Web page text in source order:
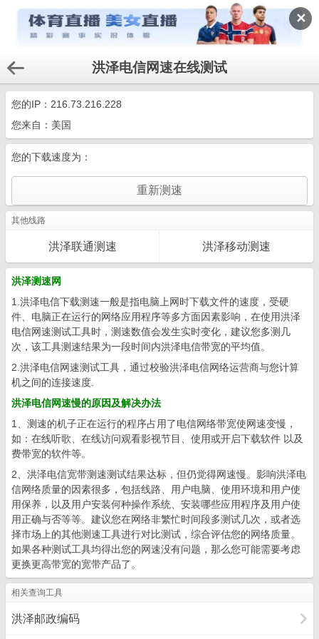
✕
洪泽电信网速在线测试
您的IP： 216.73.216.228
您来自：美国
您的下载速度为：
其他线路
洪泽联通测速 洪泽移动测速
洪泽测速网
1.洪泽电信下载测速一般是指电脑上网时下载文件的速度，受硬
件、电脑正在运行的网络应用程序等多方面因素影响，在使用洪泽
电信网速测试工具时，测速数值会发生实时变化，建议您多测几
次，该工具测速结果为一段时间内洪泽电信带宽的平均值。
2.洪泽电信网速测试工具，通过校验洪泽电信网络运营商与您计算
机之间的连接速度.
洪泽电信网速慢的原因及解决办法
1、测速的机子正在运行的程序占用了电信网络带宽使网速变慢，
如：在线听歌、在线访问观看影视节目、使用或开启下载软件 以及
费带宽的软件等。
2、洪泽电信宽带测速测试结果达标，但仍觉得网速慢。影响洪泽电
信网络质量的因素很多，包括线路、用户电脑、使用环境和用户使
用保养，以及用户安装何种操作系统、安装哪些应用程序及用户使
用正确与否等等。建议您在网络非繁忙时间段多测试几次，或者选
择市场上的其他测速工具进行对比测试，综合评估您的网络质量。
如果各种测试工具均得出您的网速没有问题，那么您可能需要考虑
更换更高带宽的宽带产品了。
相关查询工具
洪泽邮政编码